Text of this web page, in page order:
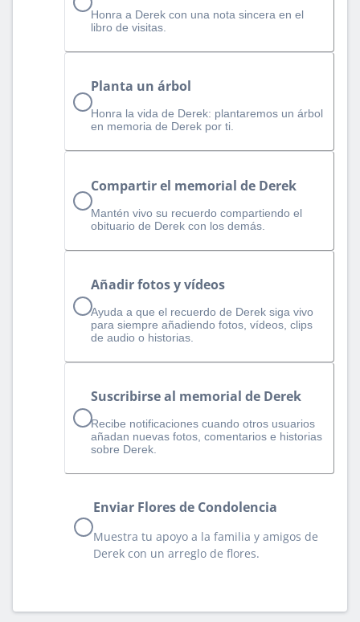
Honra a Derek con una nota sincera en el
libro de visitas.
Planta un árbol
Honra la vida de Derek: plantaremos un árbol
en memoria de Derek por ti.
Compartir el memorial de Derek
Mantén vivo su recuerdo compartiendo el
obituario de Derek con los demás.
Añadir fotos y vídeos
Ayuda a que el recuerdo de Derek siga vivo
para siempre añadiendo fotos, vídeos, clips
de audio o historias.
Suscribirse al memorial de Derek
Recibe notificaciones cuando otros usuarios
añadan nuevas fotos, comentarios e historias
sobre Derek.
Enviar Flores de Condolencia
Muestra tu apoyo a la familia y amigos de
Derek con un arreglo de flores.